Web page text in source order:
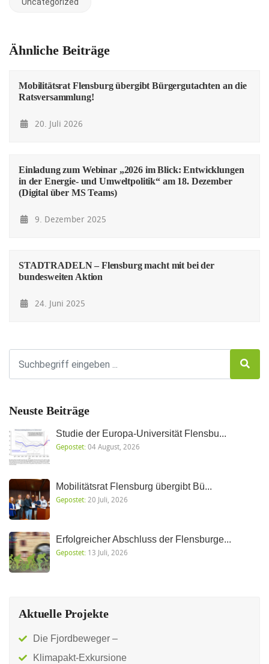
Ähnliche Beiträge
Mobilitätsrat Flensburg übergibt Bürgergutachten an die
Ratsversammlung!
20. Juli 2026
Einladung zum Webinar „2026 im Blick: Entwicklungen
in der Energie- und Umweltpolitik“ am 18. Dezember
(Digital über MS Teams)
9. Dezember 2025
STADTRADELN – Flensburg macht mit bei der
bundesweiten Aktion
24. Juni 2025
Neuste Beiträge
Studie der Europa-Universität Flensbu...
Gepostet:04 August, 2026
Mobilitätsrat Flensburg übergibt Bü...
Gepostet: 20 Juli, 2026
Erfolgreicher Abschluss der Flensburge...
Gepostet: 13 Juli, 2026
Aktuelle Projekte
Die Fjordbeweger –
Klimapakt-Exkursione